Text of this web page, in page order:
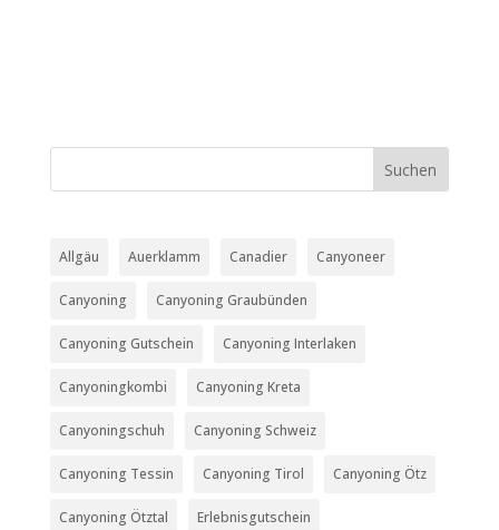
Allgäu Auerklamm Canadier Canyoneer
Canyoning Canyoning Graubünden
Canyoning Gutschein Canyoning Interlaken
Canyoningkombi Canyoning Kreta
Canyoningschuh Canyoning Schweiz
Canyoning Tessin Canyoning Tirol Canyoning Ötz
Canyoning Ötztal Erlebnisgutschein